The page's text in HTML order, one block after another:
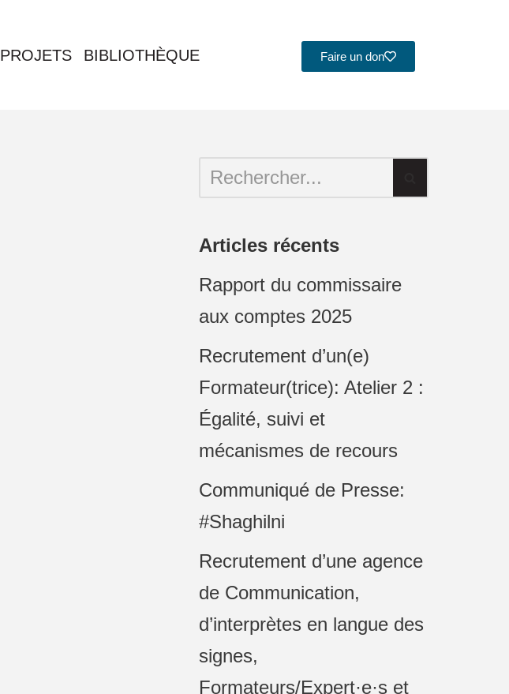
PROJETS BIBLIOTHÈQUE Faire un don
Articles récents
Rapport du commissaire
aux comptes 2025
Recrutement d’un(e)
Formateur(trice): Atelier 2 :
Égalité, suivi et
mécanismes de recours
Communiqué de Presse:
#Shaghilni
Recrutement d’une agence
de Communication,
d’interprètes en langue des
signes,
Formateurs/Expert·e·s et